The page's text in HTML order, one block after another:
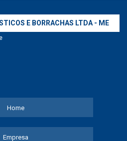
E BORRACHAS LTDA - ME
Home
Empresa